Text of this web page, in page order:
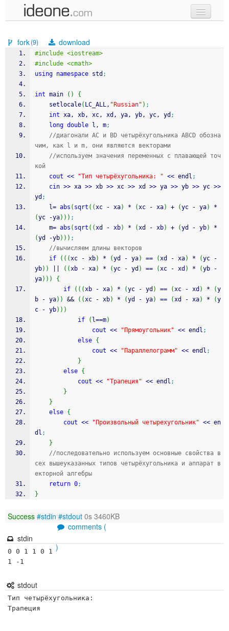
samples
recent codes
sign in
fork(9) download
#include <iostream>
#include <cmath>
using namespace std ;
int main ( )
{
    setlocale
( LC_ALL, "Russian" ) ;
int xa, xb, xc, xd, ya, yb, yc, yd ;
long double l, m;
//диагонали AC и BD четырёхугольника ABCD обозна
чим, как l и m, они являются векторами
//используем значения переменных с плавающей точ
кой
cout << "Тип четырёхугольника: " << endl ;
cin >> xa >> xb >> xc >> xd >> ya >> yb >> yc >>
yd ;
    l
= abs ( sqrt ( (xc - xa) * (xc - xa) + (yc - ya)
*
(yc -ya) ) ) ;
    m
= abs ( sqrt ( (xd - xb) * (xd - xb) + (yd - yb)
*
(yd -yb) ) ) ;
//вычисляем длины векторов
if
( ( (xc - xb) * (yd - ya) == (xd - xa) * (yc
-
yb) ) ( (xb - xa) * (yc - yd ) == (xc - xd ) * (yb
-
ya) ) )
{
if
( ( (xb - xa) * (yc - yd ) == (xc - xd ) * (y
b
- ya) ) && ( (xc - xb) * (yd - ya) == (xd - xa) * (y
c
- yb) ) )
if
( l==m)
cout << "Прямоугольник" << endl ;
else {
cout << "Параллелограмм" << endl ;
}
else {
cout << "Трапеция" << endl ;
}
}
else {
cout << "Произвольный четырехугольник" << en
dl ;
}
//последовательно используем основные свойства в
сех вышеуказанных типов четырёхугольника и аппарат в
екторной алгебры
return 0;
}
Success #stdin #stdout 0s 3460KB
comments (
)
stdin
0 0 1 1 0 1
1 -1
stdout
Тип четырёхугольника: